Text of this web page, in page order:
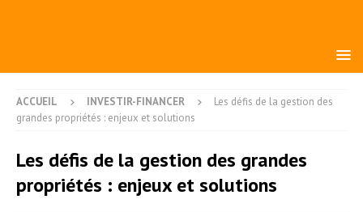
ACCUEIL INVESTIR-FINANCER
Les défis de la gestion des
grandes propriétés : enjeux et solutions
Les défis de la gestion des grandes
propriétés : enjeux et solutions